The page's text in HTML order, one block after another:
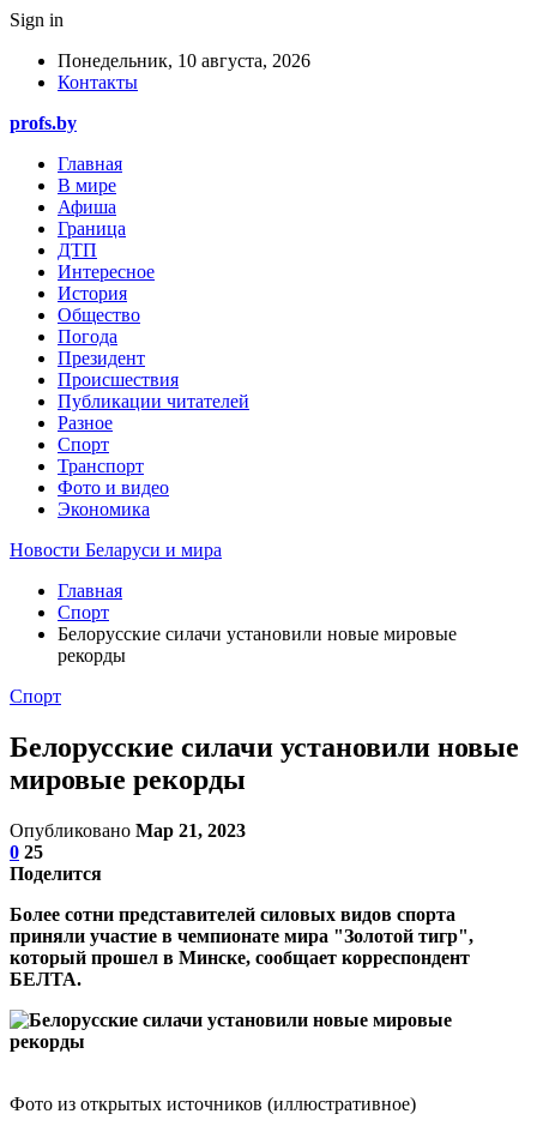
Sign in
Понедельник, 10 августа, 2026
Контакты
profs.by
Главная
В мире
Афиша
Граница
ДТП
Интересное
История
Общество
Погода
Президент
Происшествия
Публикации читателей
Разное
Спорт
Транспорт
Фото и видео
Экономика
Новости Беларуси и мира
Главная
Спорт
Белорусские силачи установили новые мировые
рекорды
Спорт
Белорусские силачи установили новые
мировые рекорды
Опубликовано Мар 21, 2023
0 25
Поделится
Более сотни представителей силовых видов спорта
приняли участие в чемпионате мира "Золотой тигр",
который прошел в Минске, сообщает корреспондент
БЕЛТА.
Фото из открытых источников (иллюстративное)